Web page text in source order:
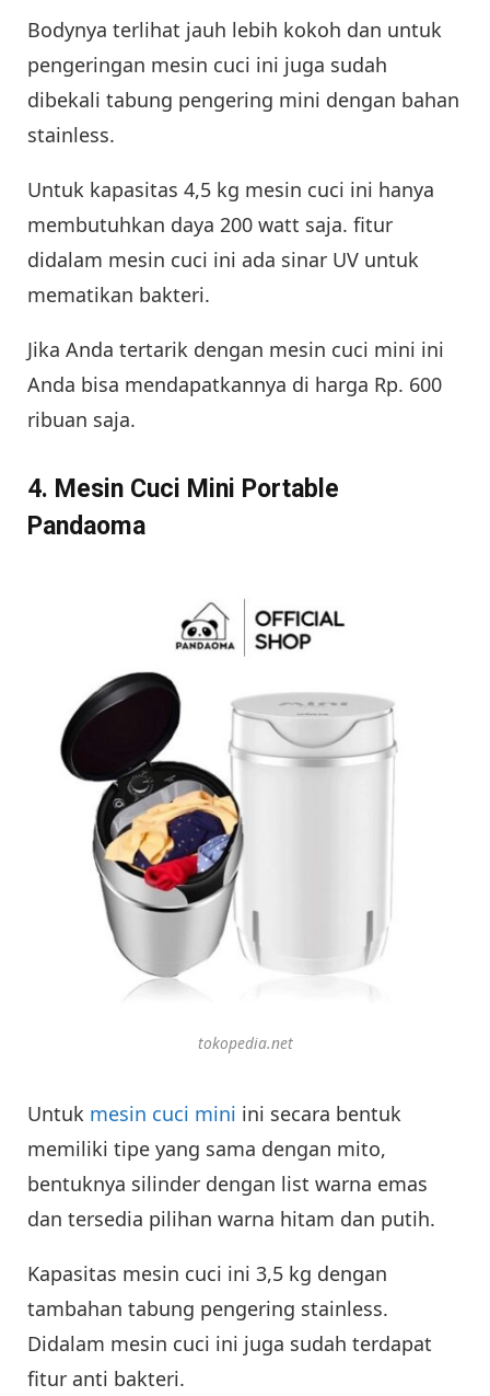
Bodynya terlihat jauh lebih kokoh dan untuk
pengeringan mesin cuci ini juga sudah
dibekali tabung pengering mini dengan bahan
stainless.
Untuk kapasitas 4,5 kg mesin cuci ini hanya
membutuhkan daya 200 watt saja. fitur
didalam mesin cuci ini ada sinar UV untuk
mematikan bakteri.
Jika Anda tertarik dengan mesin cuci mini ini
Anda bisa mendapatkannya di harga Rp. 600
ribuan saja.
4. Mesin Cuci Mini Portable
Pandaoma
tokopedia.net
Untuk mesin cuci mini ini secara bentuk
memiliki tipe yang sama dengan mito,
bentuknya silinder dengan list warna emas
dan tersedia pilihan warna hitam dan putih.
Kapasitas mesin cuci ini 3,5 kg dengan
tambahan tabung pengering stainless.
Didalam mesin cuci ini juga sudah terdapat
fitur anti bakteri.